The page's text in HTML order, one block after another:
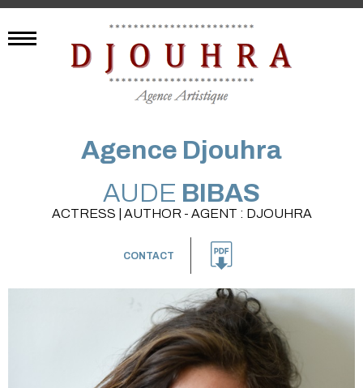
Agence Djouhra
AUDE BIBAS
ACTRESS | AUTHOR - AGENT : DJOUHRA
CONTACT